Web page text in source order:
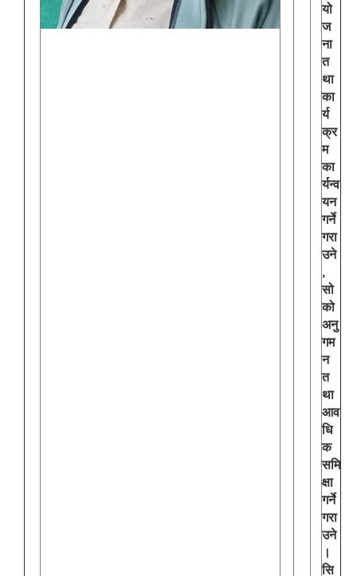
यो
ज
ना
त
था
का
र्य
क्र
म
का
र्यन्व
यन
गर्ने
गरा
उने
,
सो
को
अनु
गम
न
त
था
आव
धि
क
समि
क्षा
गर्ने
गरा
उने
।
सि